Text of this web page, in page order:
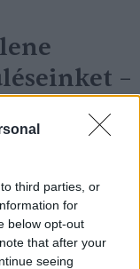
third parties, or
for
below opt-out
that after your
seeing
–